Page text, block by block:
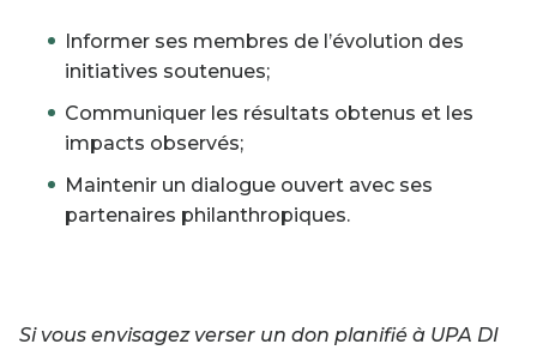
Informer ses membres de l’évolution des
initiatives soutenues;
Communiquer les résultats obtenus et les
impacts observés;
Maintenir un dialogue ouvert avec ses
partenaires philanthropiques.
Si vous envisagez verser un don planifié à UPA DI